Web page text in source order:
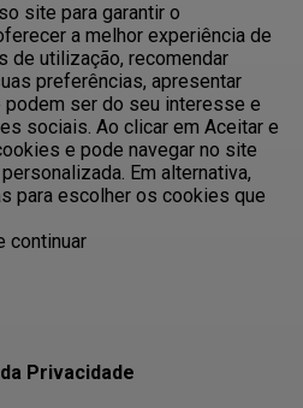
site para garantir o
a melhor experiência de
de utilização, recomendar
preferências, apresentar
ser do seu interesse e
sociais. Ao clicar em Aceitar e
e pode navegar no site
Em alternativa,
para escolher os cookies que
continuar
Privacidade